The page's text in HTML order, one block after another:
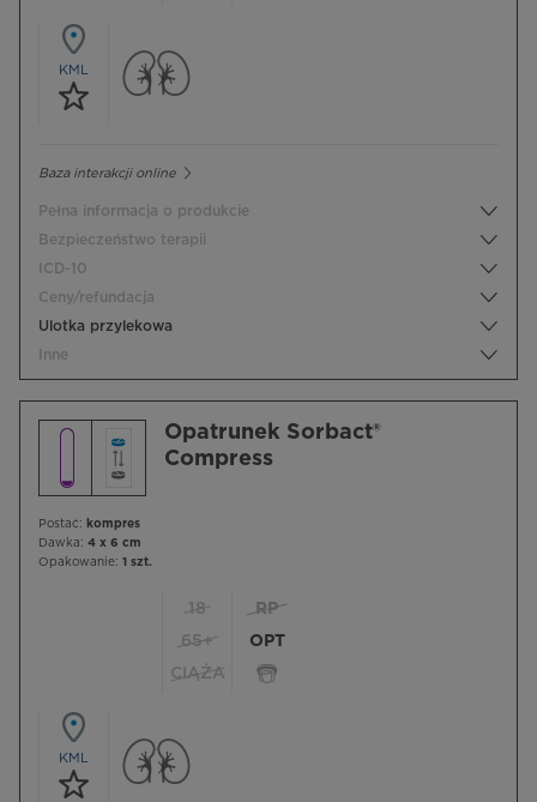
KML
Baza interakcji online
Pełna informacja o produkcie
Bezpieczeństwo terapii
ICD-10
Ceny/refundacja
Ulotka przylekowa
Inne
Opatrunek Sorbact®
Compress
Postać: kompres
Dawka: 4 x 6 cm
Opakowanie: 1 szt.
18
65+
CIĄŻA
RP
OPT
KML